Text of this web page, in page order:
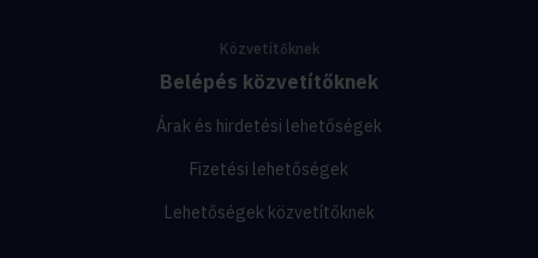
Közvetítőknek
Belépés közvetítőknek
Árak és hirdetési lehetőségek
Fizetési lehetőségek
Lehetőségek közvetítőknek